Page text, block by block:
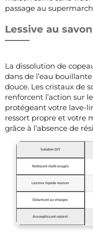
passage au
Lessive au
La dissolution de
dans de l’eau
douce. Les cristaux de
renforcent l’action sur
protégeant votre lave-
ressort propre et votre
grâce à l’absence de
Solution DIY
Nettoyant multi-usages
Lessive liquide maison
Détartrant au vinaigre
Assouplissant naturel